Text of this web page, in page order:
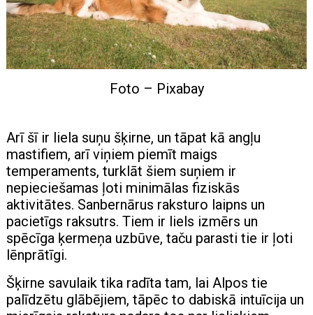
Foto – Pixabay
Arī šī ir liela suņu šķirne, un tāpat kā angļu
mastifiem, arī viņiem piemīt maigs
temperaments, turklāt šiem suņiem ir
nepieciešamas ļoti minimālas fiziskās
aktivitātes. Sanbernārus raksturo laipns un
pacietīgs raksutrs. Tiem ir liels izmērs un
spēcīga ķermeņa uzbūve, taču parasti tie ir ļoti
lēnprātīgi.
Šķirne savulaik tika radīta tam, lai Alpos tie
palīdzētu glābējiem, tāpēc to dabiskā intuīcija un